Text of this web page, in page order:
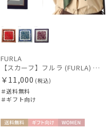
FURLA
【スカーフ】フルラ (FURLA) ベルトスクエア 88cm×88cm UV 手洗い可 プレゼント ギフト
￥11,000 (税込)
＃送料無料
＃ギフト向け